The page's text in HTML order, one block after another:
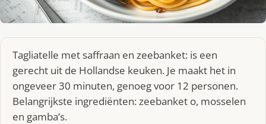
Tagliatelle met saffraan en zeebanket: is een
gerecht uit de Hollandse keuken. Je maakt het in
ongeveer 30 minuten, genoeg voor 12 personen.
Belangrijkste ingrediënten: zeebanket o, mosselen
en gamba’s.